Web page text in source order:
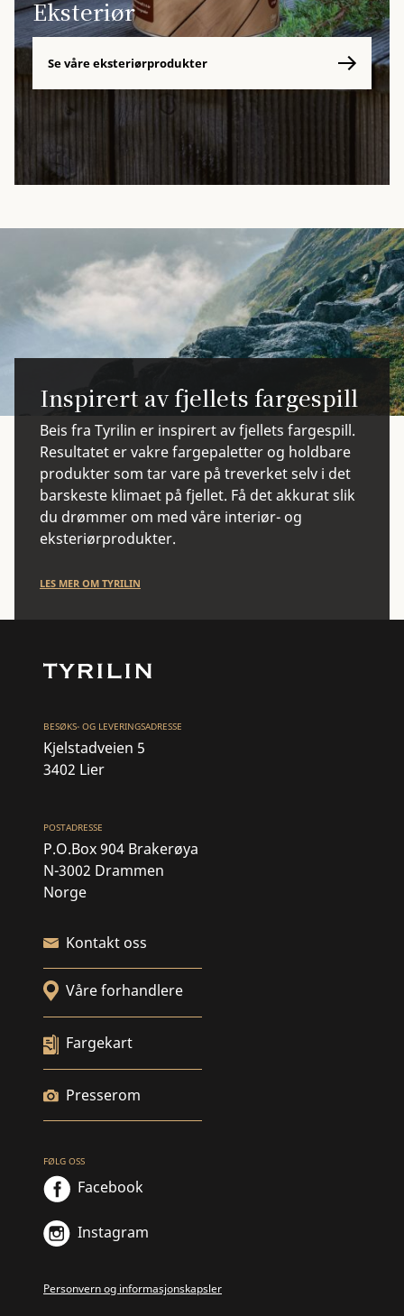
Eksteriør
Se våre eksteriørprodukter
Inspirert av fjellets fargespill
Beis fra Tyrilin er inspirert av fjellets fargespill.
Resultatet er vakre fargepaletter og holdbare
produkter som tar vare på treverket selv i det
barskeste klimaet på fjellet. Få det akkurat slik
du drømmer om med våre interiør- og
eksteriørprodukter.
LES MER OM TYRILIN
BESØKS- OG LEVERINGSADRESSE
Kjelstadveien 5
3402 Lier
POSTADRESSE
P.O.Box 904 Brakerøya
N-3002 Drammen
Norge
Kontakt oss
Våre forhandlere
Fargekart
Presserom
FØLG OSS
Facebook
Instagram
Personvern og informasjonskapsler